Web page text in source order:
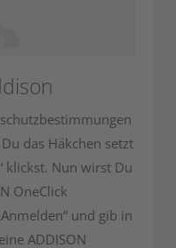
das Häkchen setzt
klickst. Nun wirst Du
OneClick
und gib in
ADDISON